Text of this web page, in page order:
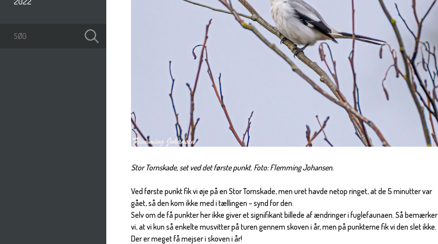
Stor Tornskade, set ved det første punkt. Foto: Flemming Johansen.
Ved første punkt fik vi øje på en Stor Tornskade, men uret havde netop ringet, at de 5 minutter var
gået, så den kom ikke med i tællingen – synd for den.
Selv om de få punkter her ikke giver et signifikant billede af ændringer i fuglefaunaen. Så bemærker
vi, at vi kun så enkelte musvitter på turen gennem skoven i år, men på punkterne fik vi den slet ikke.
Der er meget få mejser i skoven i år!